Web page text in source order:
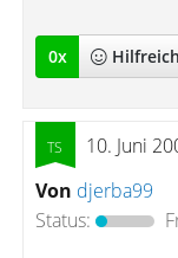
0x Hilfreich
10. Juni
Von djerba99
Status: